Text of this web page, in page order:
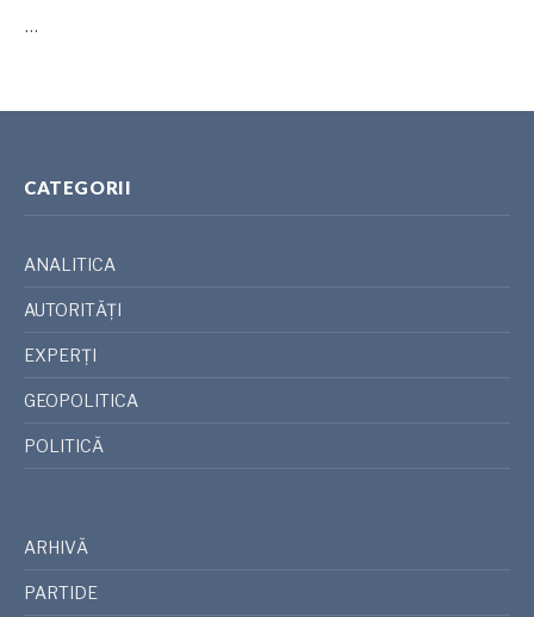
…
CATEGORII
ANALITICA
AUTORITĂȚI
EXPERȚI
GEOPOLITICA
POLITICĂ
ARHIVĂ
PARTIDE